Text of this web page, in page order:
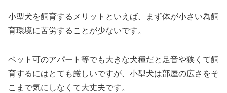
小型犬を飼育するメリットといえば、まず体が小さい為飼
育環境に苦労することが少ないです。
ペット可のアパート等でも大きな犬種だと足音や狭くて飼
育するにはとても厳しいですが、小型犬は部屋の広さをそ
こまで気にしなくて大丈夫です。